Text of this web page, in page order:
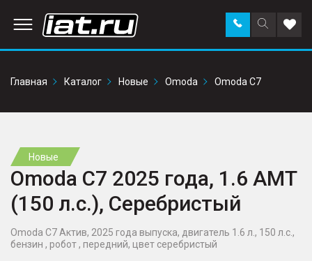
Поиск
по
Заказать
звонок в
Главная
Каталог Новые Omoda Omoda C7
Новые
Omoda C7 2025 года, 1.6 AMT
(150 л.с.), Серебристый
Omoda C7 Актив, 2025 года выпуска, двигатель 1.6 л., 150 л.с.,
бензин , робот , передний, цвет серебристый